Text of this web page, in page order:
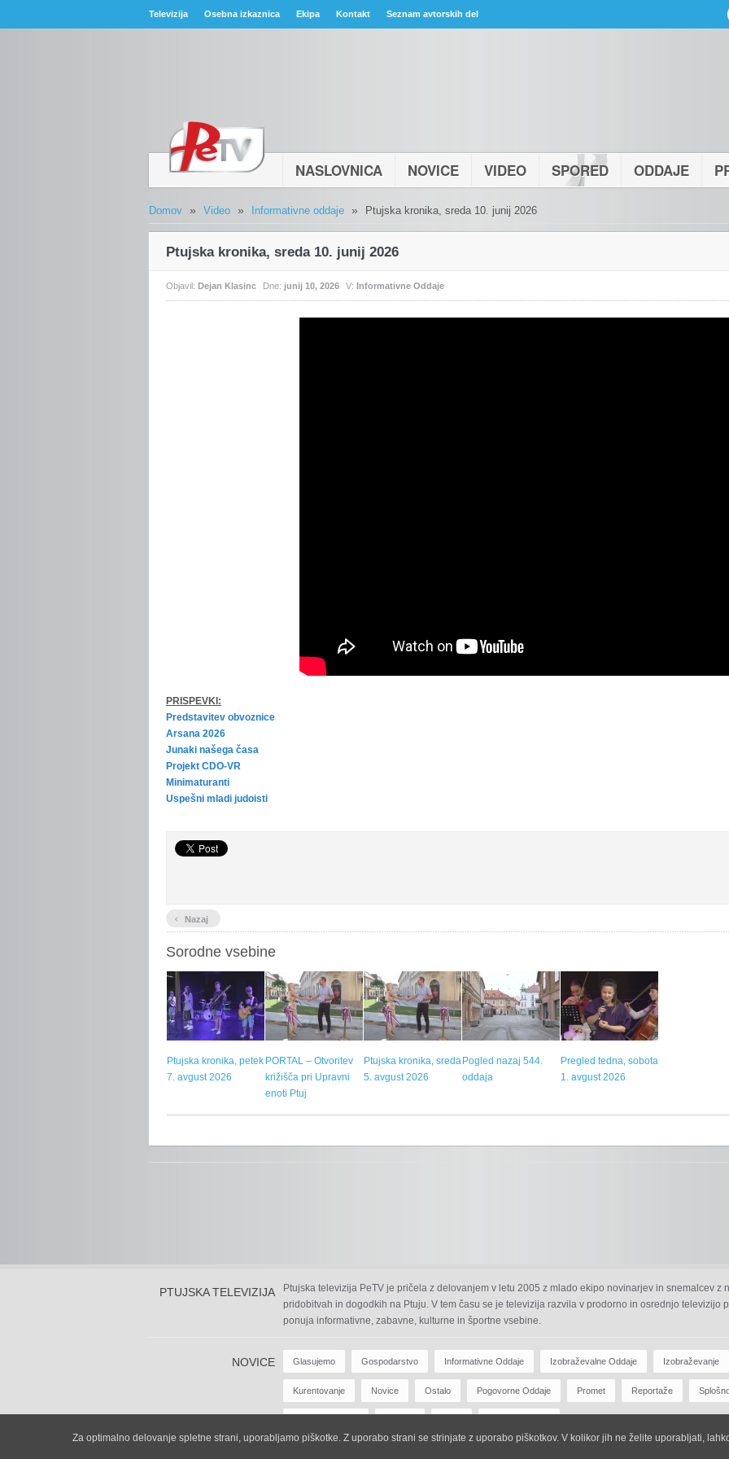
Televizija Osebna izkaznica Ekipa Kontakt Seznam avtorskih del
NASLOVNICA NOVICE VIDEO SPORED ODDAJE
Domov » Video » Informativne oddaje » Ptujska kronika, sreda 10. junij 2026
Ptujska kronika, sreda 10. junij 2026
Objavil: Dejan Klasinc Dne: junij 10, 2026 V: Informativne Oddaje
PRISPEVKI:
Predstavitev obvoznice
Arsana 2026
Junaki našega časa
Projekt CDO-VR
Minimaturanti
Uspešni mladi judoisti
‹ Nazaj
Sorodne vsebine
Ptujska kronika, petek
7. avgust 2026
PORTAL – Otvoritev
križišča pri Upravni
enoti Ptuj
Ptujska kronika, sreda
5. avgust 2026
Pogled nazaj 544.
oddaja
Pregled tedna, sobota
1. avgust 2026
PTUJSKA TELEVIZIJA
Ptujska televizija PeTV je pričela z delovanjem v letu 2005 z mlado ekipo novinarjev in snemalcev z
pridobitvah in dogodkih na Ptuju. V tem času se je televizija razvila v prodorno in osrednjo televizijo
ponuja informativne, zabavne, kulturne in športne vsebine.
NOVICE Glasujemo Gospodarstvo Informativne Oddaje Izobraževalne Oddaje Izobraževanje
Kurentovanje Novice Ostalo Pogovorne Oddaje Promet Reportaže
Za optimalno delovanje spletne strani, uporabljamo piškotke. Z uporabo strani se strinjate z uporabo piškotkov. V kolikor jih ne želite uporabljati,